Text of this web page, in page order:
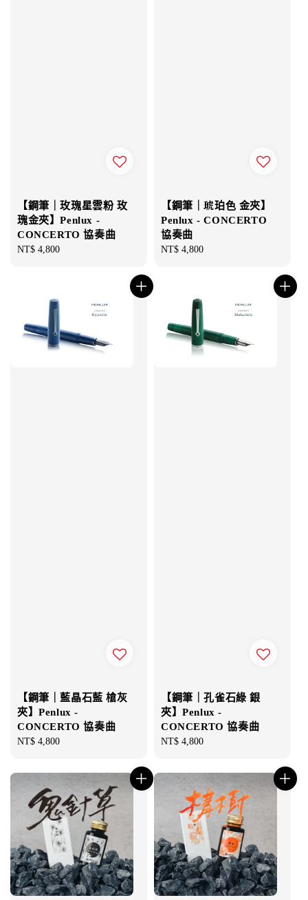
【鋼筆｜玫瑰星雲粉 玫
瑰金夾】Penlux -
CONCERTO 協奏曲
Regular
NT$ 4,800
【鋼筆｜琥珀色 金夾】
Penlux - CONCERTO
協奏曲
Regular
NT$ 4,800
【鋼筆｜藍晶石藍 槍灰
夾】Penlux -
CONCERTO 協奏曲
Regular
NT$ 4,800
【鋼筆｜孔雀石綠 銀
夾】Penlux -
CONCERTO 協奏曲
Regular
NT$ 4,800